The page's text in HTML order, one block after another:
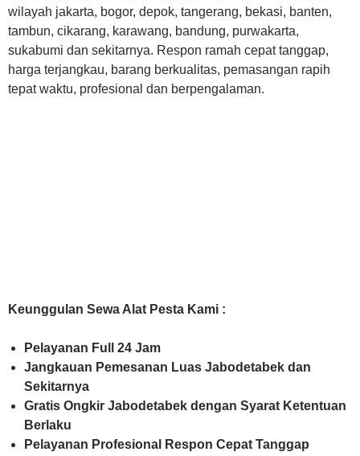
wilayah jakarta, bogor, depok, tangerang, bekasi, banten,
tambun, cikarang, karawang, bandung, purwakarta,
sukabumi dan sekitarnya. Respon ramah cepat tanggap,
harga terjangkau, barang berkualitas, pemasangan rapih
tepat waktu, profesional dan berpengalaman.
Keunggulan Sewa Alat Pesta Kami :
Pelayanan Full 24 Jam
Jangkauan Pemesanan Luas Jabodetabek dan
Sekitarnya
Gratis Ongkir Jabodetabek dengan Syarat Ketentuan
Berlaku
Pelayanan Profesional Respon Cepat Tanggap